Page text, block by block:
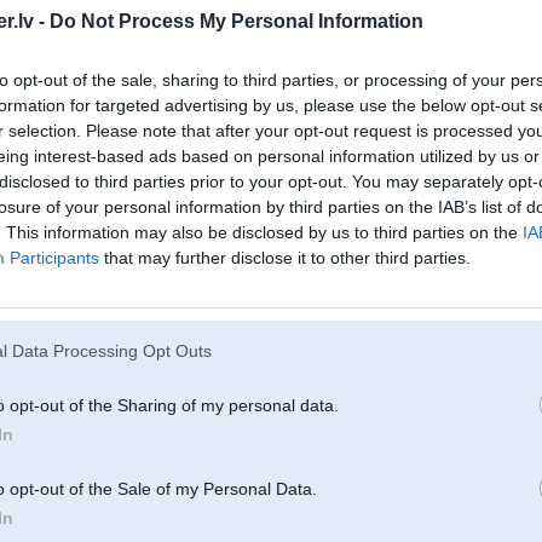
- Do Not Process My Personal Information
opt-out of the sale, sharing to third parties, or processing of your
for targeted advertising by us, please use the below opt-out
selection. Please note that after your opt-out request is processed
interest-based ads based on personal information utilized by us
to third parties prior to your opt-out. You may separately
of your personal information by third parties on the IAB’s list of
This information may also be disclosed by us to third parties on the
Participants that may further disclose it to other third parties.
Data Processing Opt Outs
opt-out of the Sharing of my personal data.
opt-out of the Sale of my Personal Data.
& 11
10. Aug 2016, 14:38
10 Aug 2016, 13:16:23
Pilnīgi pareizi, ja gribi kādu problēmu ātri novērst, tad jāmeklē
gadsimts, jessus....
Nav gluži tik vienkārši, saswapotus 190tos vairs servisos tā neņem, jo ir
EUR
10. Aug 2016, 14:41
Pilnīgi pareizi, ja gribi kādu problēmu ātri novērst, tad jāmeklē interneta